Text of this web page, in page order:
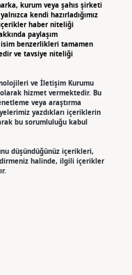
kurum veya şahıs şirketi
kendi hazırladığımız
haber niteliği
paylaşım
benzerlikleri tamamen
ve tavsiye niteliği
ve İletişim Kurumu
olarak hizmet vermektedir. Bu
veya araştırma
yazdıkları içeriklerin
bu sorumluluğu kabul
düşündüğünüz içerikleri,
halinde, ilgili içerikler